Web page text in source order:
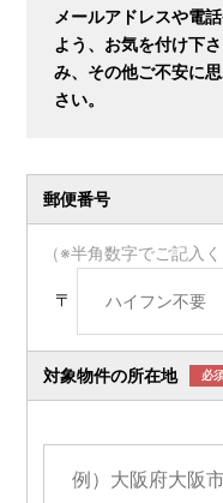
メールアドレスや電
よう、お気を付け下
み、その他ご不安に
さい。
郵便番号
（※半角数字でご記入く
〒
対象物件の所在地 必